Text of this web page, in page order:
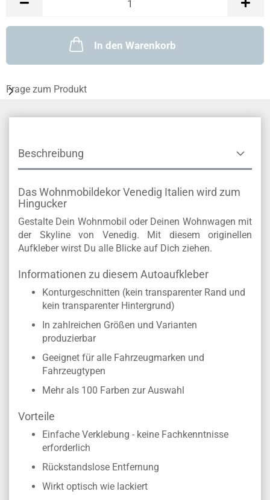
In den Warenkorb
Frage zum Produkt
Beschreibung
Das Wohnmobildekor Venedig Italien wird zum
Hingucker
Gestalte Dein Wohnmobil oder Deinen Wohnwagen mit
der Skyline von Venedig. Mit diesem originellen
Aufkleber wirst Du alle Blicke auf Dich ziehen.
Informationen zu diesem Autoaufkleber
Konturgeschnitten (kein transparenter Rand und
kein transparenter Hintergrund)
In zahlreichen Größen und Varianten
produzierbar
Geeignet für alle Fahrzeugmarken und
Fahrzeugtypen
Mehr als 100 Farben zur Auswahl
Vorteile
Einfache Verklebung - keine Fachkenntnisse
erforderlich
Rückstandslose Entfernung
Wirkt optisch wie lackiert